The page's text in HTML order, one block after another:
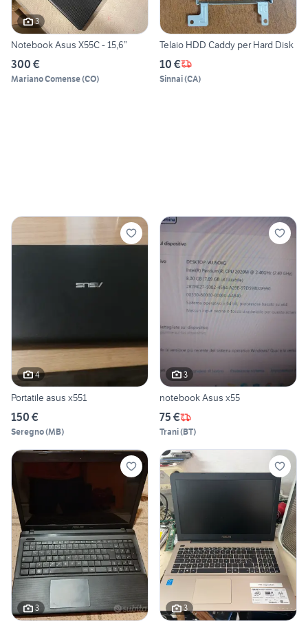
3
Notebook Asus X55C - 15,6”
300 €
Mariano Comense(CO)
Telaio HDD Caddy per Hard Disk
10 €
Sinnai(CA)
4
Portatile asus x551
150 €
Seregno(MB)
3
notebook Asus x55
75 €
Trani(BT)
3 3